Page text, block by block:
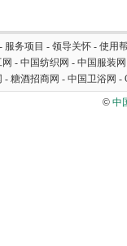
- 服务项目 - 领导关怀 - 使用
- 中国纺织网 - 中国服装网
- 糖酒招商网 - 中国卫浴网 -
© 中